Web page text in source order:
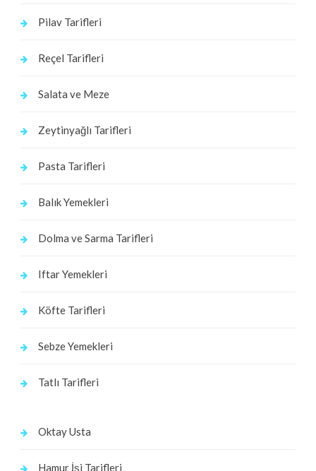
Pilav Tarifleri
Reçel Tarifleri
Salata ve Meze
Zeytinyağlı Tarifleri
Pasta Tarifleri
Balık Yemekleri
Dolma ve Sarma Tarifleri
Iftar Yemekleri
Köfte Tarifleri
Sebze Yemekleri
Tatlı Tarifleri
Oktay Usta
Hamur İşi Tarifleri